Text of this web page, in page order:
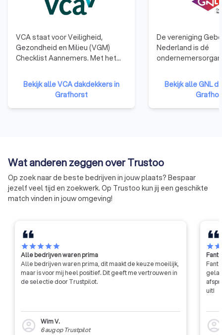
VCA staat voor Veiligheid,
Gezondheid en Milieu (VGM)
Checklist Aannemers. Met het
laten bedrijven zien dat ze kennis
en ervaring hebben op het
gebied van veilig en gezond
werken en dat het deskundige en
Bekijk alle VCA dakdekkers in
Grafhorst
De vereniging
Nederland is dé
(hellende) dak- en
GNL biedt advies
ondersteuning op
technisch en
belangen als de
aspecten van het
Bekijk alle GNL
Wat anderen zeggen over Trustoo
Op zoek naar de beste bedrijven in jouw plaats? Bespaar
jezelf veel tijd en zoekwerk. Op Trustoo kun jij een geschikte
match vinden in jouw omgeving!
starstarstarstarstar
Alle bedrijven waren prima
Alle bedrijven waren prima, dit maakt de keuze moeilijk,
maar is voor mij heel positief. Dit geeft me vertrouwen in
de selectie door Trustpilot.
account_circle
Wim V.
6 augop Trustpilot
starstar
uit!
account_circle